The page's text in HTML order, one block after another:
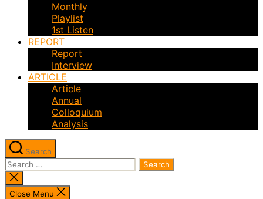
Monthly
Playlist
1st Listen
REPORT
Report
Interview
ARTICLE
Article
Annual
Colloquium
Analysis
Search
Search
for:
Close
search
Close Menu